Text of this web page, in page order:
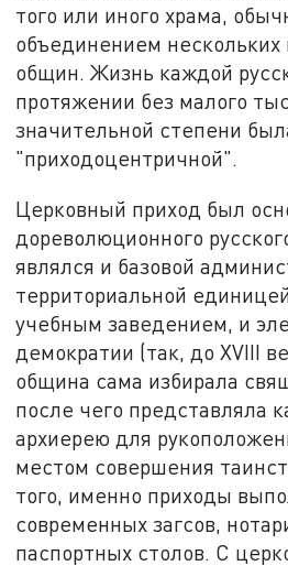
того или иного храма,
объединением нескольких
общин. Жизнь каждой
протяжении без малого
значительной степени
"приходоцентричной".
Церковный приход был
дореволюционного
являлся и базовой
территориальной
учебным заведением, и
демократии (так, до XVIII
община сама избирала
после чего представляла
архиерею для
местом совершения
того, именно приходы
современных загсов,
паспортных столов. С